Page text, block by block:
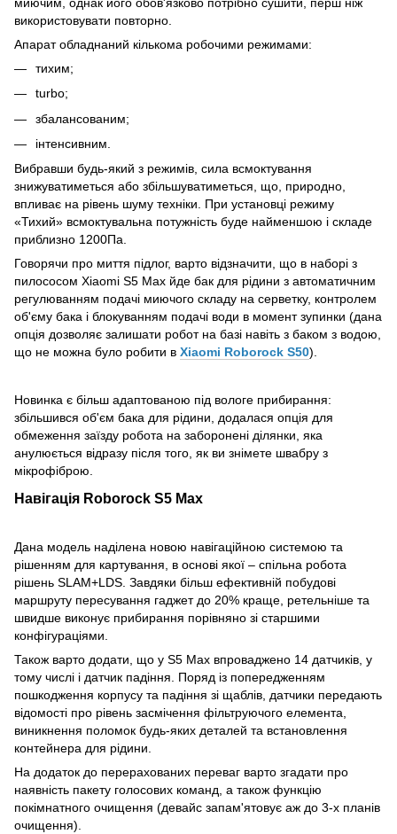
використовувати повторно.
Апарат обладнаний кількома робочими режимами:
тихим;
turbo;
збалансованим;
інтенсивним.
Вибравши будь-який з режимів, сила всмоктування
знижуватиметься або збільшуватиметься, що, природно,
впливає на рівень шуму техніки. При установці режиму
«Тихий» всмоктувальна потужність буде найменшою і складе
приблизно 1200Па.
Говорячи про миття підлог, варто відзначити, що в наборі з
пилососом Xiaomi S5 Max йде бак для рідини з автоматичним
регулюванням подачі миючого складу на серветку, контролем
об'єму бака і блокуванням подачі води в момент зупинки (дана
опція дозволяє залишати робот на базі навіть з баком з водою,
що не можна було робити в Xiaomi Roborock S50).
Новинка є більш адаптованою під вологе прибирання:
збільшився об'єм бака для рідини, додалася опція для
обмеження заїзду робота на заборонені ділянки, яка
анулюється відразу після того, як ви знімете швабру з
мікрофіброю.
Навігація Roborock S5 Max
Дана модель наділена новою навігаційною системою та
рішенням для картування, в основі якої – спільна робота
рішень SLAM+LDS. Завдяки більш ефективній побудові
маршруту пересування гаджет до 20% краще, ретельніше та
швидше виконує прибирання порівняно зі старшими
конфігураціями.
Також варто додати, що у S5 Max впроваджено 14 датчиків, у
тому числі і датчик падіння. Поряд із попередженням
пошкодження корпусу та падіння зі щаблів, датчики передають
відомості про рівень засмічення фільтруючого елемента,
виникнення поломок будь-яких деталей та встановлення
контейнера для рідини.
На додаток до перерахованих переваг варто згадати про
наявність пакету голосових команд, а також функцію
покімнатного очищення (девайс запам'ятовує аж до 3-х планів
очищення).